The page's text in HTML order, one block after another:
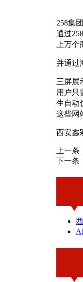
258集
通过
上万
并通过
三屏展
用户只
生自动
这些网
西安鑫
上一条
下一条